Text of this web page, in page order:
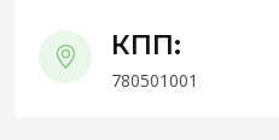
КПП:
780501001